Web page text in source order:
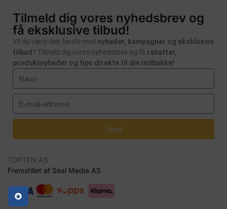
Tilmeld dig vores nyhedsbrev og
få eksklusive tilbud!
Vil du være den første med nyheder, kampagner og eksklusive
tilbud ? Tilmeld dig vores nyhedsbrev og få rabatter,
produktnyheder og tips direkte til din indbakke!
Send
TOPTEN AS
Fremstillet af Seal Media AS